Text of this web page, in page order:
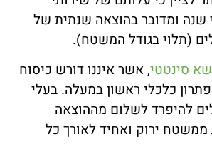
שנה ומדובר בהוצאה שנתית של
(תלוי בגודל המשטח).
סינטטי, אשר איננו דורש כיסוח
כלכלי ראשון במעלה. בעלי
להיפרד לשלום מההוצאה
ממשטח ירוק ואחיד לאורך כל